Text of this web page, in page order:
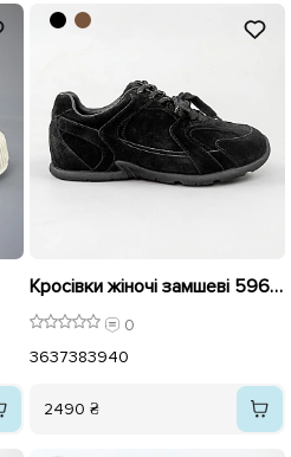
Кросівки жіночі замшеві 596018 Чорні
0
3637383940
2490 ₴